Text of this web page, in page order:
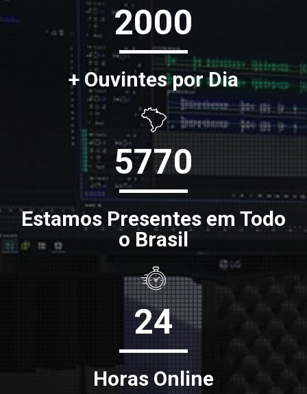
2000
+ Ouvintes por Dia
5770
Estamos Presentes em Todo
o Brasil
24
Horas Online